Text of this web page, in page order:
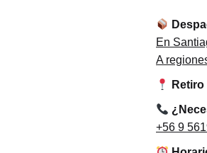
En
A
+56 9